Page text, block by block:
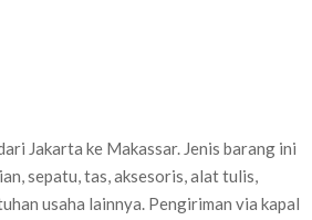
Jakarta ke Makassar. Jenis barang ini
sepatu, tas, aksesoris, alat tulis,
usaha lainnya. Pengiriman via kapal